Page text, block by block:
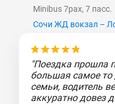
Minibus 7pax, 7 пасс.
Сочи ЖД вокзал –
"Поездка прошла
большая самое
семьи, водитель
аккуратно довез